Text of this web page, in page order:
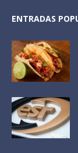
ENTRADAS